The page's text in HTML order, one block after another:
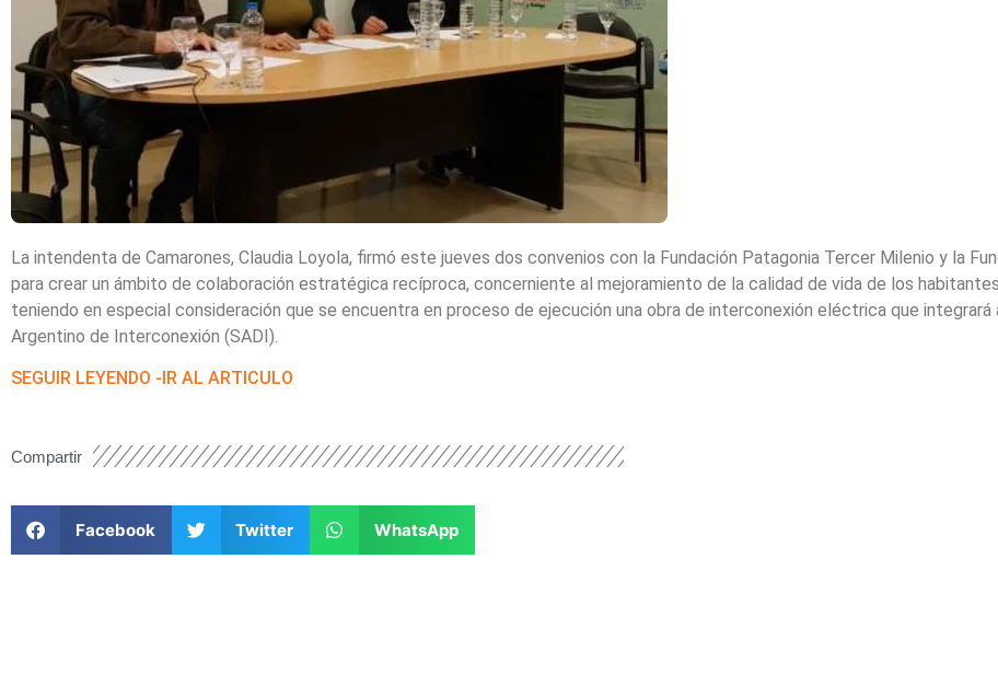
La intendenta de Camarones, Claudia Loyola, firmó este jueves dos convenios con la Fundación Patagonia Tercer Milenio y la
para crear un ámbito de colaboración estratégica recíproca, concerniente al mejoramiento de la calidad de vida de los
teniendo en especial consideración que se encuentra en proceso de ejecución una obra de interconexión eléctrica que integrará
Argentino de Interconexión (SADI).
SEGUIR LEYENDO -IR AL ARTICULO
Compartir
Facebook Twitter WhatsApp